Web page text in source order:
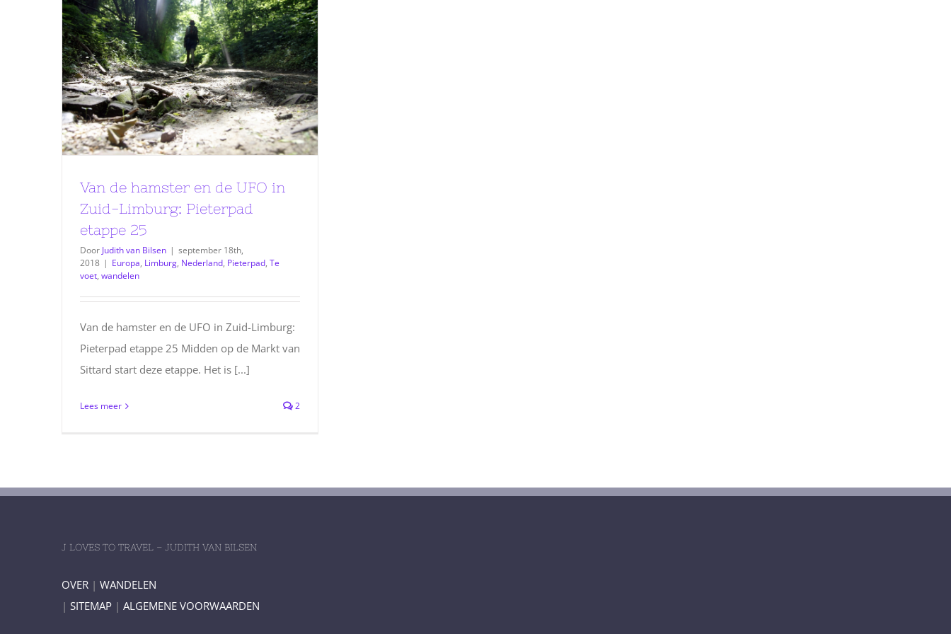
Van de hamster en de UFO in
Zuid-Limburg: Pieterpad
etappe 25
Door Judith van Bilsen | september 18th,
2018 | Europa, Limburg, Nederland, Pieterpad, Te
voet, wandelen
Van de hamster en de UFO in Zuid-Limburg:
Pieterpad etappe 25 Midden op de Markt van
Sittard start deze etappe. Het is [...]
Lees meer 2
J LOVES TO TRAVEL – JUDITH VAN BILSEN
OVER | WANDELEN
| SITEMAP | ALGEMENE VOORWAARDEN